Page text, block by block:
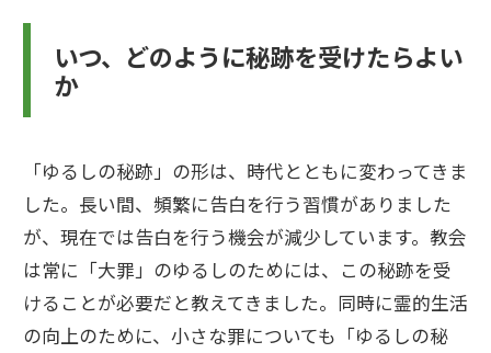
いつ、どのように秘跡を受けたらよい
か
「ゆるしの秘跡」の形は、時代とともに変わってきま
した。長い間、頻繁に告白を行う習慣がありました
が、現在では告白を行う機会が減少しています。教会
は常に「大罪」のゆるしのためには、この秘跡を受
けることが必要だと教えてきました。同時に霊的生活
の向上のために、小さな罪についても「ゆるしの秘